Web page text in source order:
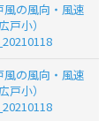
風の風向・風速
戸小）
風の風向・風速
戸小）